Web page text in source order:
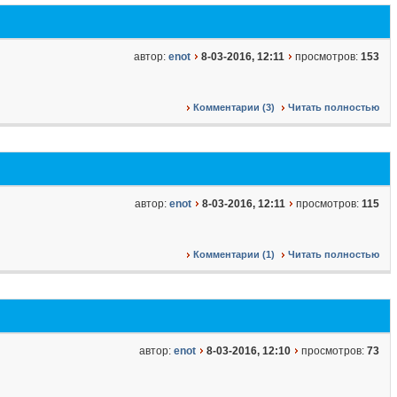
автор: enot 8-03-2016, 12:11 просмотров: 153
Комментарии (3) Читать полностью
автор: enot 8-03-2016, 12:11 просмотров: 115
Комментарии (1) Читать полностью
автор: enot 8-03-2016, 12:10 просмотров: 73